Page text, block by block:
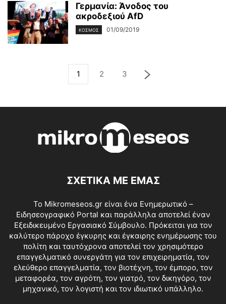
Γερμανία: Άνοδος του
ακροδεξιού AfD
ΚΌΣΜΟΣ 01/09/2019
1 2 3
ΣΧΕΤΙΚΑ ΜΕ ΕΜΑΣ
Το Mikromeseos.gr είναι ένα Ενημερωτικό –
Ειδησεογραφικό Portal και παράλληλα αποτελεί έναν
Εξειδικευμένο Εργασιακό Σύμβουλο. Πρόκειται για τον
καλύτερο πάροχο έγκυρης και έγκαιρης ενημέρωσης του
πολίτη και ταυτόχρονα αποτελεί τον χρησιμότερο
επαγγελματικό συνεργάτη για τον επιχειρηματία, τον
ελεύθερο επαγγελματία, τον βιοτέχνη, τον έμπορο, τον
μεταφορέα, τον αγρότη, τον γιατρό, τον δικηγόρο, τον
μηχανικό, τον λογιστή και τον ιδιωτικό υπάλληλο.